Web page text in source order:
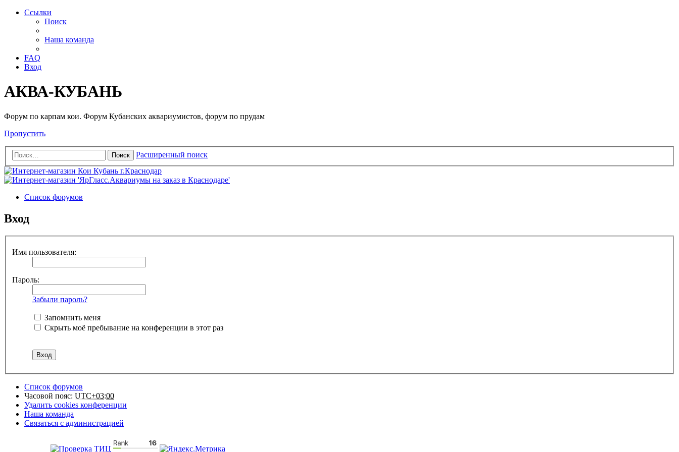
Ссылки
Поиск
Наша команда
FAQ
Вход
АКВА-КУБАНЬ
Форум по карпам кои. Форум Кубанских аквариумистов, форум по прудам
Пропустить
Поиск Расширенный поиск
Список форумов
Вход
Имя пользователя:
Пароль:
Забыли пароль?
Запомнить меня
Скрыть моё пребывание на конференции в этот раз
Список форумов
Часовой пояс: UTC+03:00
Удалить cookies конференции
Наша команда
Связаться с администрацией